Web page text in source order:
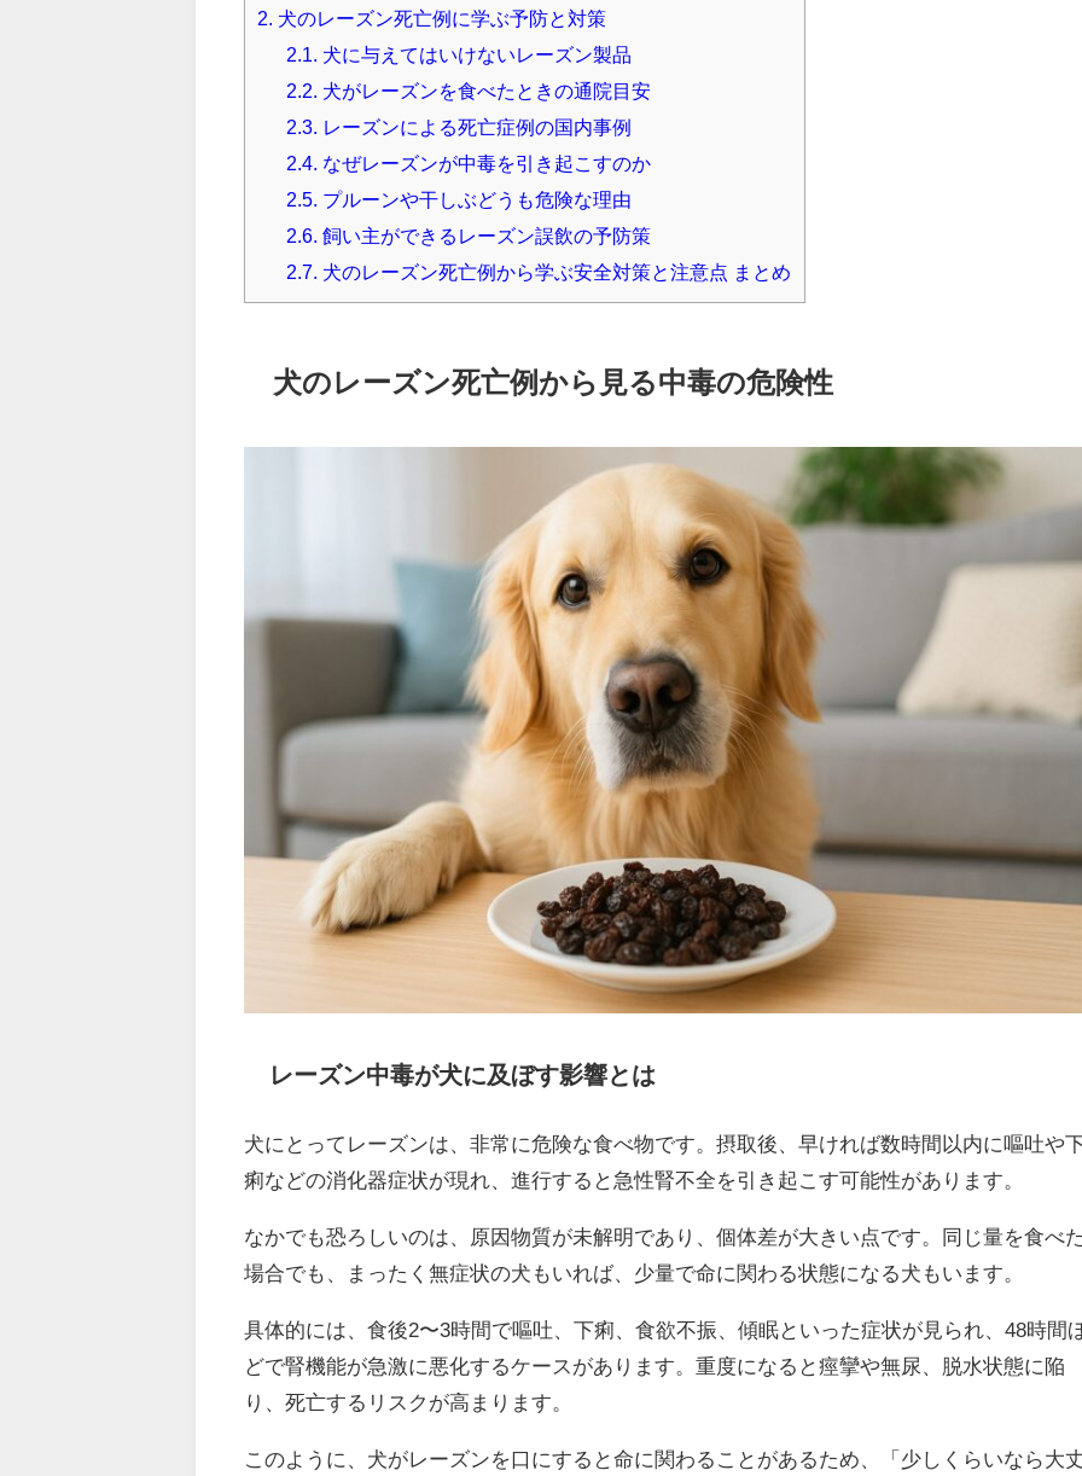
2. 犬のレーズン死亡例に学ぶ予防と対策
2.1. 犬に与えてはいけないレーズン製品
2.2. 犬がレーズンを食べたときの通院目安
2.3. レーズンによる死亡症例の国内事例
2.4. なぜレーズンが中毒を引き起こすのか
2.5. プルーンや干しぶどうも危険な理由
2.6. 飼い主ができるレーズン誤飲の予防策
2.7. 犬のレーズン死亡例から学ぶ安全対策と注意点 まとめ
犬のレーズン死亡例から見る中毒の危険性
レーズン中毒が犬に及ぼす影響とは
犬にとってレーズンは、非常に危険な食べ物です。摂取後、早ければ数時間以内に嘔吐や
痢などの消化器症状が現れ、進行すると急性腎不全を引き起こす可能性があります。
なかでも恐ろしいのは、原因物質が未解明であり、個体差が大きい点です。同じ量を食べ
場合でも、まったく無症状の犬もいれば、少量で命に関わる状態になる犬もいます。
具体的には、食後2〜3時間で嘔吐、下痢、食欲不振、傾眠といった症状が見られ、48時間
どで腎機能が急激に悪化するケースがあります。重度になると痙攣や無尿、脱水状態に陥
り、死亡するリスクが高まります。
このように、犬がレーズンを口にすると命に関わることがあるため、「少しくらいなら大